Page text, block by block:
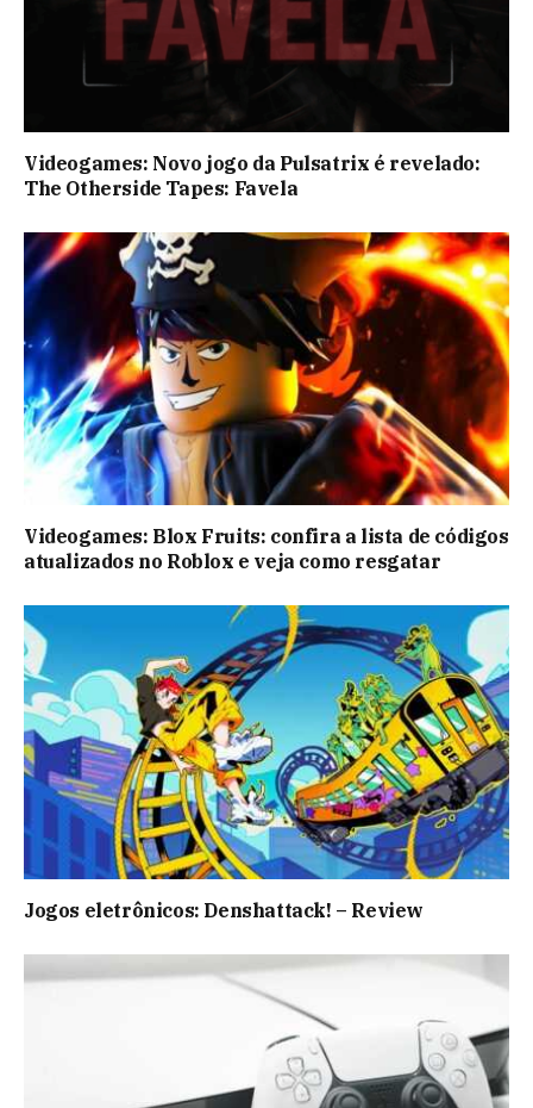
Videogames: Novo jogo da Pulsatrix é revelado:
The Otherside Tapes: Favela
Videogames: Blox Fruits: confira a lista de códigos
atualizados no Roblox e veja como resgatar
Jogos eletrônicos: Denshattack! – Review